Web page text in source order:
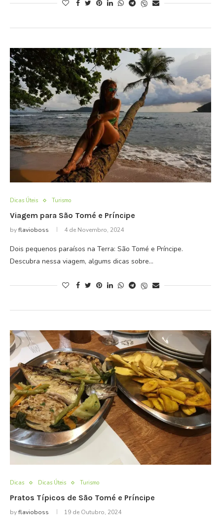
Dicas Úteis Turismo
Viagem para São Tomé e Príncipe
byflavioboss 4 de Novembro, 2024
Dois pequenos paraísos na Terra: São Tomé e Príncipe.
Descubra nessa viagem, algums dicas sobre…
Dicas Dicas Úteis Turismo
Pratos Típicos de São Tomé e Príncipe
byflavioboss 19 de Outubro, 2024